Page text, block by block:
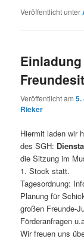
Veröffentlicht unter
Veröffentlicht am5.
Rieker
Hiermit laden wir
des SGH:
die Sitzung im
1. Stock statt.
Tagesordnung:
Planung für
großen Freunde-
Förderanfragen
Wir freuen uns